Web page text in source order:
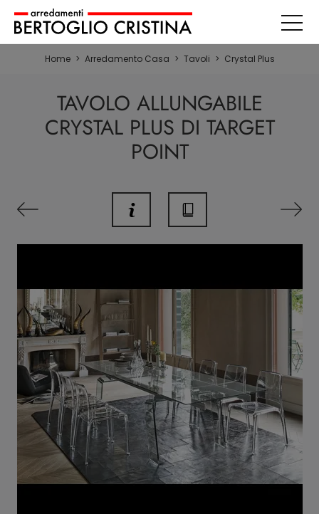
Home > Arredamento Casa > Tavoli > Crystal Plus
TAVOLO ALLUNGABILE
CRYSTAL PLUS DI TARGET
POINT